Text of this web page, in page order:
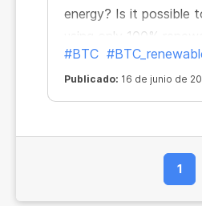
energy? Is it possible
using only 100%
sources? Let’s find
these questions.
#BTC
Publicado: 16 de junio de
1